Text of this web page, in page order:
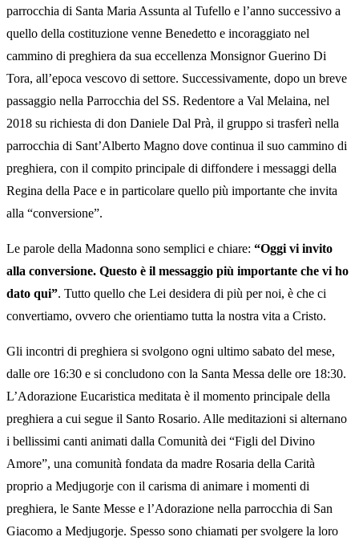
parrocchia di Santa Maria Assunta al Tufello e l’anno successivo a
quello della costituzione venne Benedetto e incoraggiato nel
cammino di preghiera da sua eccellenza Monsignor Guerino Di
Tora, all’epoca vescovo di settore. Successivamente, dopo un breve
passaggio nella Parrocchia del SS. Redentore a Val Melaina, nel
2018 su richiesta di don Daniele Dal Prà, il gruppo si trasferì nella
parrocchia di Sant’Alberto Magno dove continua il suo cammino di
preghiera, con il compito principale di diffondere i messaggi della
Regina della Pace e in particolare quello più importante che invita
alla “conversione”.
Le parole della Madonna sono semplici e chiare: “Oggi vi invito
alla conversione. Questo è il messaggio più importante che vi ho
dato qui”. Tutto quello che Lei desidera di più per noi, è che ci
convertiamo, ovvero che orientiamo tutta la nostra vita a Cristo.
Gli incontri di preghiera si svolgono ogni ultimo sabato del mese,
dalle ore 16:30 e si concludono con la Santa Messa delle ore 18:30.
L’Adorazione Eucaristica meditata è il momento principale della
preghiera a cui segue il Santo Rosario. Alle meditazioni si alternano
i bellissimi canti animati dalla Comunità dei “Figli del Divino
Amore”, una comunità fondata da madre Rosaria della Carità
proprio a Medjugorje con il carisma di animare i momenti di
preghiera, le Sante Messe e l’Adorazione nella parrocchia di San
Giacomo a Medjugorje. Spesso sono chiamati per svolgere la loro